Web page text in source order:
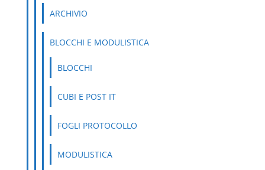
ARCHIVIO
BLOCCHI E MODULISTICA
BLOCCHI
CUBI E POST IT
FOGLI PROTOCOLLO
MODULISTICA